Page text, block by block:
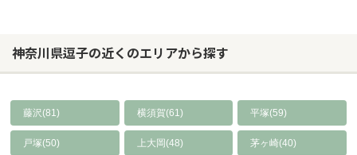
神奈川県逗子の近くのエリアから探す
藤沢(81) 横須賀(61) 平塚(59)
戸塚(50) 上大岡(48) 茅ヶ崎(40)